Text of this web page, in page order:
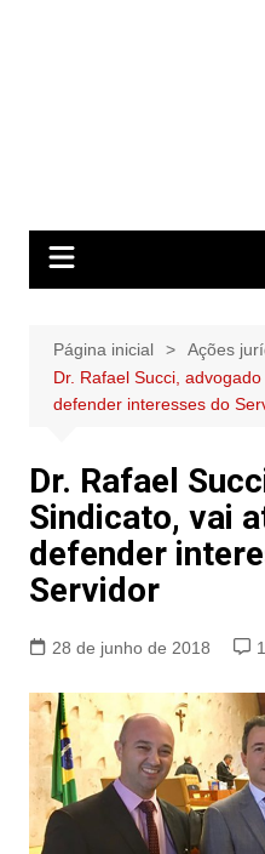
Página inicial
Ações
Dr. Rafael Succi,
defender interesses do
Dr. Rafael
Sindicato, vai
defender
Servidor
28 de junho de 2018 1